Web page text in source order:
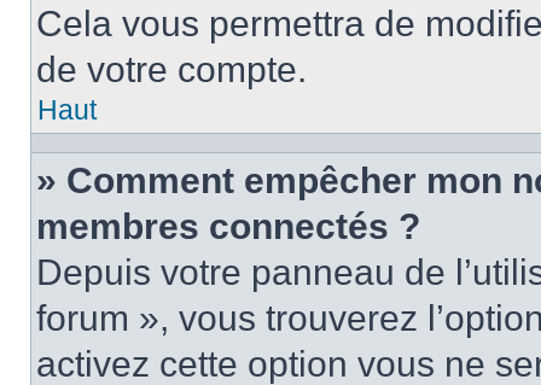
Cela vous permettra de
de votre compte.
Haut
» Comment empêcher mon
membres connectés ?
Depuis votre panneau de
forum », vous trouverez
activez cette option vous ne